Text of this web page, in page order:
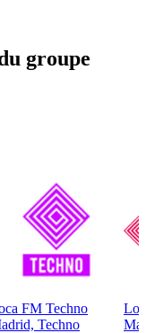
groupe
FM Techno
Techno